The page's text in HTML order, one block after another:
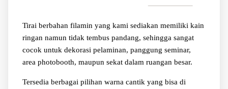
Tirai berbahan filamin yang kami sediakan memiliki kain
ringan namun tidak tembus pandang, sehingga sangat
cocok untuk dekorasi pelaminan, panggung seminar,
area photobooth, maupun sekat dalam ruangan besar.
Tersedia berbagai pilihan warna cantik yang bisa di